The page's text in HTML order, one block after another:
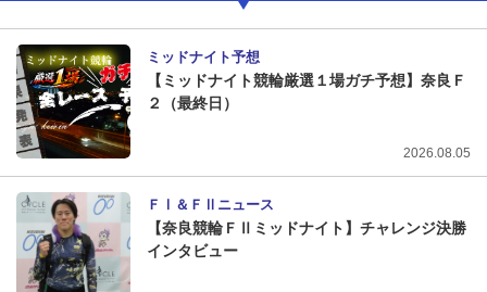
ミッドナイト予想
【ミッドナイト競輪厳選１場ガチ予想】奈良Ｆ
２（最終日）
2026.08.05
ＦⅠ＆ＦⅡニュース
【奈良競輪ＦⅡミッドナイト】チャレンジ決勝
インタビュー